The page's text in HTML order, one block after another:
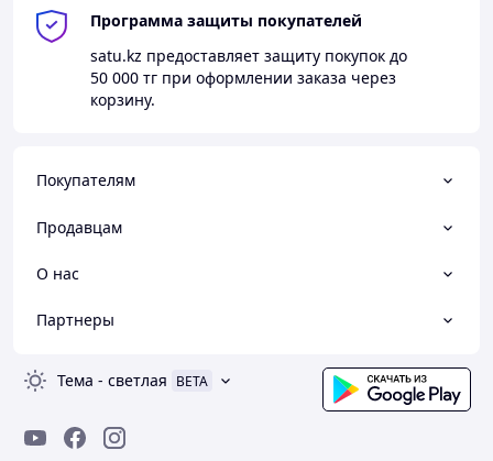
Программа защиты покупателей
satu.kz предоставляет защиту покупок до
50 000 тг при оформлении заказа через
корзину.
Покупателям
Продавцам
О нас
Партнеры
Тема - светлая BETA